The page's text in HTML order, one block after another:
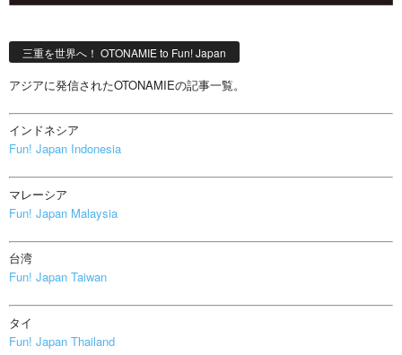
三重を世界へ！ OTONAMIE to Fun! Japan
アジアに発信されたOTONAMIEの記事一覧。
インドネシア
Fun! Japan Indonesia
マレーシア
Fun! Japan Malaysia
台湾
Fun! Japan Taiwan
タイ
Fun! Japan Thailand